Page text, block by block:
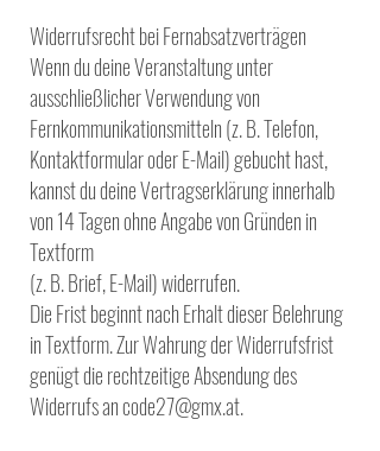
Widerrufsrecht bei Fernabsatzverträgen
Wenn du deine Veranstaltung unter
ausschließlicher Verwendung von
Fernkommunikationsmitteln (z. B. Telefon,
Kontaktformular oder E-Mail) gebucht hast,
kannst du deine Vertragserklärung innerhalb
von 14 Tagen ohne Angabe von Gründen in
Textform
(z. B. Brief, E-Mail) widerrufen.
Die Frist beginnt nach Erhalt dieser Belehrung
in Textform. Zur Wahrung der Widerrufsfrist
genügt die rechtzeitige Absendung des
Widerrufs an code27@gmx.at.